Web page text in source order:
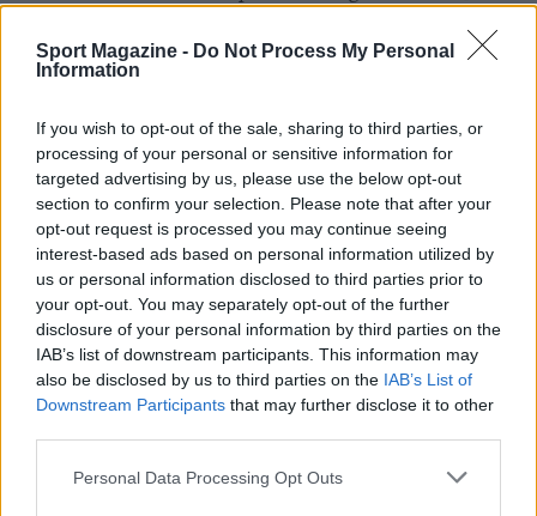
Sport Magazine - Do Not Process My Personal
Information
If you wish to opt-out of the sale, sharing to third parties, or
processing of your personal or sensitive information for
targeted advertising by us, please use the below opt-out
section to confirm your selection. Please note that after your
opt-out request is processed you may continue seeing
interest-based ads based on personal information utilized by
us or personal information disclosed to third parties prior to
your opt-out. You may separately opt-out of the further
disclosure of your personal information by third parties on the
IAB’s list of downstream participants. This information may
also be disclosed by us to third parties on the IAB’s List of
Downstream Participants that may further disclose it to other
Please note that this website/app uses one or more Google
Personal Data Processing Opt Outs
strategie per i quarti. I controlli a Milano
fase della stagione dove ogni elemento della rosa
può risultare decisivo.
AUTORE
Susanna Riva
Susanna Riva osserva Bologna dalla finestra
dell’Archivio di Stato dove una volta ha
passato una settimana a consultare faldoni
sulle cooperative cittadine: quel documento
segnò la scelta editoriale di approfondire
responsabilità istituzionali. Tiene linea critica
nella redazione, amante del caffè lungo e del
taccuino sempre pieno.